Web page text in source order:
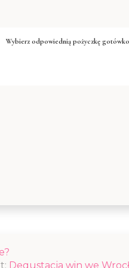
Wybierz odpowiednią pożyczkę
Degustacja win we